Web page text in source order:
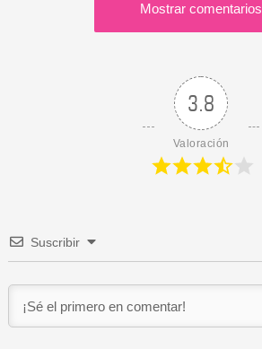
Mostrar comentarios
3.8
Valoración
Suscribir